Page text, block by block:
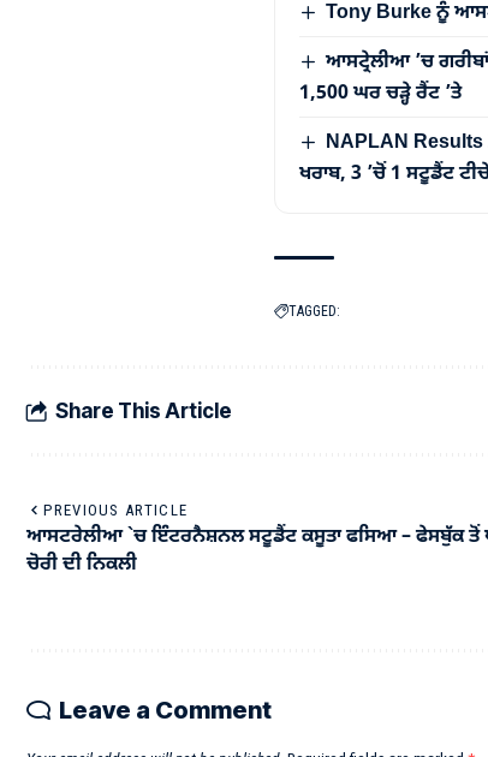
Tony Burke ਨੂੰ
ਆਸਟ੍ਰੇਲੀਆ ’ਚ
1,500 ਘਰ ਚੜ੍ਹੇ ਰੈਂਟ ’ਤੇ
NAPLAN Results
ਖਰਾਬ, 3 ’ਚੋਂ 1 ਸਟੂਡੈਂਟ
TAGGED:
Share This Article
PREVIOUS ARTICLE
ਆਸਟਰੇਲੀਆ `ਚ ਇੰਟਰਨੈਸ਼ਨਲ ਸਟੂਡੈਂਟ ਕਸੂਤਾ ਫਸਿਆ – ਫੇਸਬੁੱਕ ਤੋਂ
ਚੋਰੀ ਦੀ ਨਿਕਲੀ
Leave a Comment